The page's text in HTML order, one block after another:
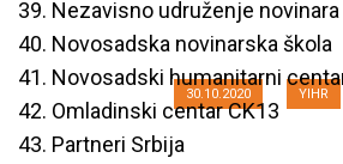
sa civilnim
30.10.2020 YIHR
39. Nezavisno udruženje
40. Novosadska novinarska škola
41. Novosadski humanitarni
42. Omladinski centar CK13
43. Partneri Srbija